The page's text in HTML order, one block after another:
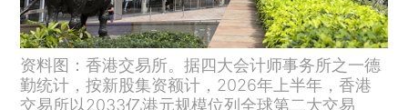
资料图：香港交易所。据四大会计师事务所之一德
勤统计，按新股集资额计，2026年上半年，香港
交易所以2033亿港元规模位列全球第二大交易